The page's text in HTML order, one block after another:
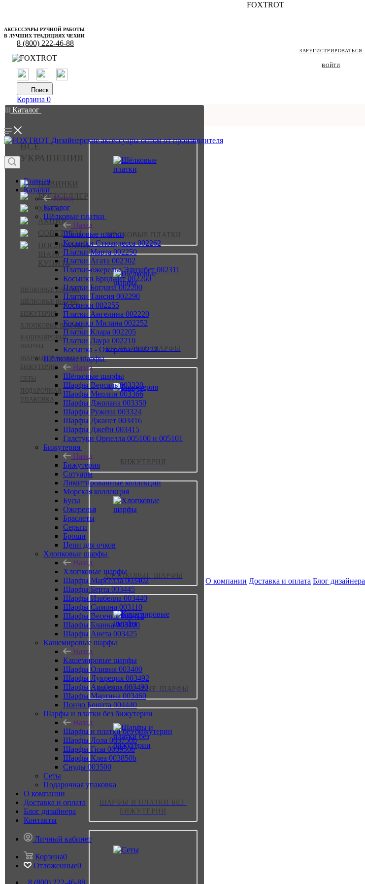
АКСЕССУАРЫ РУЧНОЙ РАБОТЫ
В ЛУЧШИХ ТРАДИЦИЯХ ЧЕХИИ
8 (800) 222-46-88
ЗАРЕГИСТРИРОВАТЬСЯ
ВОЙТИ
Поиск
Корзина 0
Каталог
ВСЕ
УКРАШЕНИЯ
НОВИНКИ
БЕСТСЕЛЛЕР
ХИТЫ
АКЦИЯ
СОВЕТУЕМ
ПОСЛЕДНИЙ
ШАНС
КУПИТЬ
ШЁЛКОВЫЕ ПЛАТКИ
ШЁЛКОВЫЕ ШАРФЫ
БИЖУТЕРИЯ
ХЛОПКОВЫЕ ШАРФЫ
КАШЕМИРОВЫЕ
ШАРФЫ
ШАРФЫ И ПЛАТКИ БЕЗ
БИЖУТЕРИИ
СЕТЫ
ПОДАРОЧНАЯ
УПАКОВКА
ШЁЛКОВЫЕ ПЛАТКИ
ШЁЛКОВЫЕ ШАРФЫ
БИЖУТЕРИЯ
ХЛОПКОВЫЕ ШАРФЫ
КАШЕМИРОВЫЕ ШАРФЫ
ШАРФЫ И ПЛАТКИ БЕЗ
БИЖУТЕРИИ
О компании Доставка и оплата Блог дизайнера
Главная
Каталог
Назад
Каталог
Шёлковые платки
Назад
Шёлковые платки
Косынки Стюардесса 002262
Платки Марта 002250
Платки Агата 002302
Платки-ожерелье Элизабет 002311
Косынки Бриджит 002260
Платки Богдана 002200
Платки Таисия 002290
Косынки 002255
Платки Ангелина 002220
Косынки Милана 002252
Платки Клара 002205
Платки Лаура 002210
Косынка - Ожерелье 002272
Шёлковые шарфы
Назад
Шёлковые шарфы
Шарфы Версаль 003320
Шарфы Мерлин 003366
Шарфы Джолана 003350
Шарфы Ружена 003324
Шарфы Джанет 003416
Шарфы Джейн 003415
Галстуки Орнелла 005100 и 005101
Бижутерия
Назад
Бижутерия
Сотуары
Лимитированные коллекции
Морская коллекция
Бусы
Ожерелья
Браслеты
Серьги
Броши
Цепи для очков
Хлопковые шарфы
Назад
Хлопковые шарфы
Шарфы Марселла 003402
Шарфы Берта 003445
Шарфы Изабелла 003440
Шарфы Симона 003110
Шарфы Весения 003412
Шарфы Бланка 003100
Шарфы Анета 003425
Кашемировые шарфы
Назад
Кашемировые шарфы
Шарфы Оливия 003400
Шарфы Лукреция 003492
Шарфы Арабелла 003490
Шарфы Мартина 003460
Пончо Бонита 004440
Шарфы и платки без бижутерии
Назад
Шарфы и платки без бижутерии
Шарфы Лола 003750b
Шарфы Гиза 003950b
Шарфы Клеа 003850b
Снуды 003500
Сеты
Подарочная упаковка
О компании
Доставка и оплата
Блог дизайнера
Контакты
Личный кабинет
Корзина0
Отложенные0
8 (800) 222-46-88